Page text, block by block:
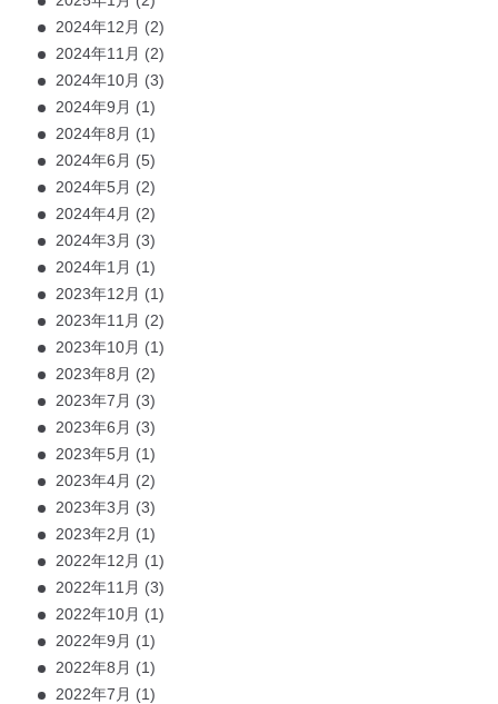
2024年12月 (2)
2024年11月 (2)
2024年10月 (3)
2024年9月 (1)
2024年8月 (1)
2024年6月 (5)
2024年5月 (2)
2024年4月 (2)
2024年3月 (3)
2024年1月 (1)
2023年12月 (1)
2023年11月 (2)
2023年10月 (1)
2023年8月 (2)
2023年7月 (3)
2023年6月 (3)
2023年5月 (1)
2023年4月 (2)
2023年3月 (3)
2023年2月 (1)
2022年12月 (1)
2022年11月 (3)
2022年10月 (1)
2022年9月 (1)
2022年8月 (1)
2022年7月 (1)